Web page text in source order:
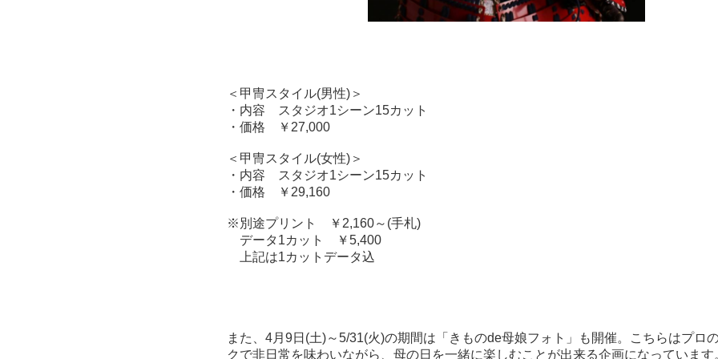
＜甲冑スタイル(男性)＞
・内容 スタジオ1シーン15カット
・価格 ￥27,000
＜甲冑スタイル(女性)＞
・内容 スタジオ1シーン15カット
・価格 ￥29,160
※別途プリント ￥2,160～(手札)
データ1カット ￥5,400
上記は1カットデータ込
また、4月9日(土)～5/31(火)の期間は「きものde母娘フォト」も開催。こちらはプロ
クで非日常を味わいながら、母の日を一緒に楽しむことが出来る企画になっています